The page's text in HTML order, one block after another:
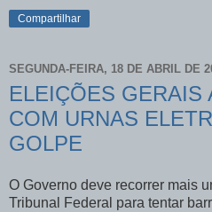
Compartilhar
SEGUNDA-FEIRA, 18 DE ABRIL DE
ELEIÇÕES GERAIS
COM URNAS
GOLPE
O Governo deve recorrer mais
Tribunal Federal para tentar